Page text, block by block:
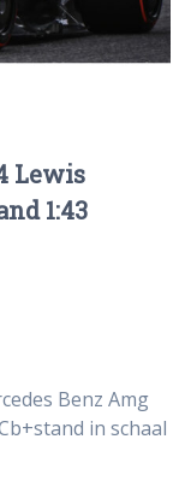
Lewis
1:43
Benz Amg
in schaal